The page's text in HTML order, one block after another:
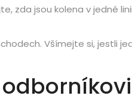
zda jsou kolena v jedné
Všímejte si, jestli